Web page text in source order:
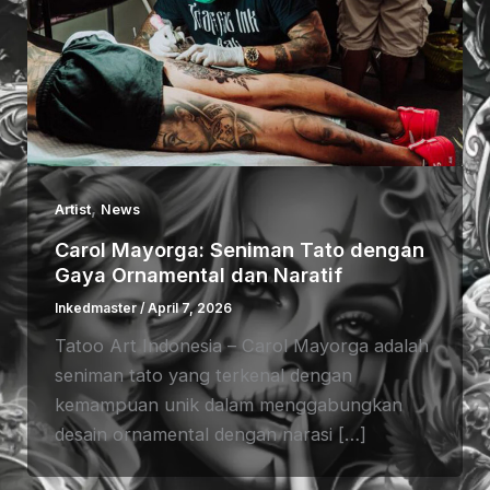
Artist,News
Carol Mayorga: Seniman Tato dengan
Gaya Ornamental dan Naratif
Inkedmaster/ April 7, 2026
Tatoo Art Indonesia – Carol Mayorga adalah
seniman tato yang terkenal dengan
kemampuan unik dalam menggabungkan
desain ornamental dengan narasi […]